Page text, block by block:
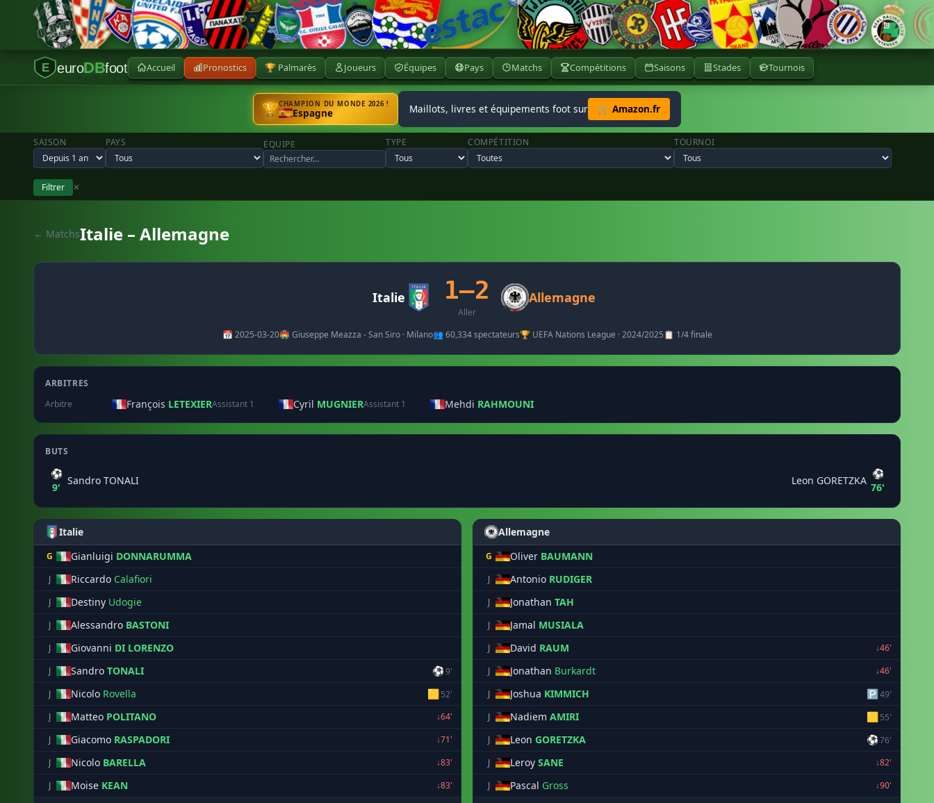
E euroDBfoot Accueil Pronostics 🏆 Palmarès Joueurs Équipes Pays Matchs Compétitions Saisons Stades Tournois
🏆CHAMPION DU MONDE 2026 !
Espagne Maillots, livres et équipements foot sur 🛒 Amazon.fr
SAISON PAYS EQUIPE TYPE COMPÉTITION TOURNOI
Filtrer ✕
← MatchsItalie – Allemagne
Italie 1–2
Aller
Allemagne
📅 2025-03-20🏟️ Giuseppe Meazza - San Siro · Milano👥 60,334 spectateurs🏆 UEFA Nations League · 2024/2025📋 1/4 finale
ARBITRES
Arbitre
François LETEXIERAssistant 1 Cyril MUGNIERAssistant 1 Mehdi RAHMOUNI
BUTS
⚽
9'
Sandro TONALI Leon GORETZKA
⚽
76'
Italie
G Gianluigi DONNARUMMA
J Riccardo Calafiori
J Destiny Udogie
J Alessandro BASTONI
J Giovanni DI LORENZO
J Sandro TONALI ⚽9'
J
Nicolo Rovella 🟨52'
J
Matteo POLITANO
↓64'
J
Giacomo RASPADORI
↓71'
J
Nicolo BARELLA
↓83'
J
Moise KEAN ↓83'
Allemagne
G Oliver BAUMANN
J Antonio RUDIGER
J Jonathan TAH
J Jamal MUSIALA
J David RAUM
↓46'
J
Jonathan Burkardt
↓46'
J
Joshua KIMMICH 🅿49'
J
Nadiem AMIRI 🟨55'
J
Leon GORETZKA ⚽76'
J
Leroy SANE
↓82'
J
Pascal Gross ↓90'